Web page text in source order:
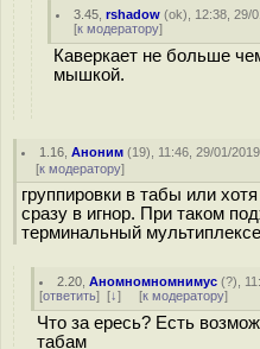
3.45 ,rshadow (ok), 12:38, 29/
[к модератору]
Каверкает не больше
мышкой.
1.16 ,Аноним (19), 11:46, 29/01/
[к модератору]
группировки в табы или
сразу в игнор. При таком
терминальный
2.20 ,Аномномномнимус (?),
[ответить] [↓] [к модератору]
Что за ересь? Есть
табам